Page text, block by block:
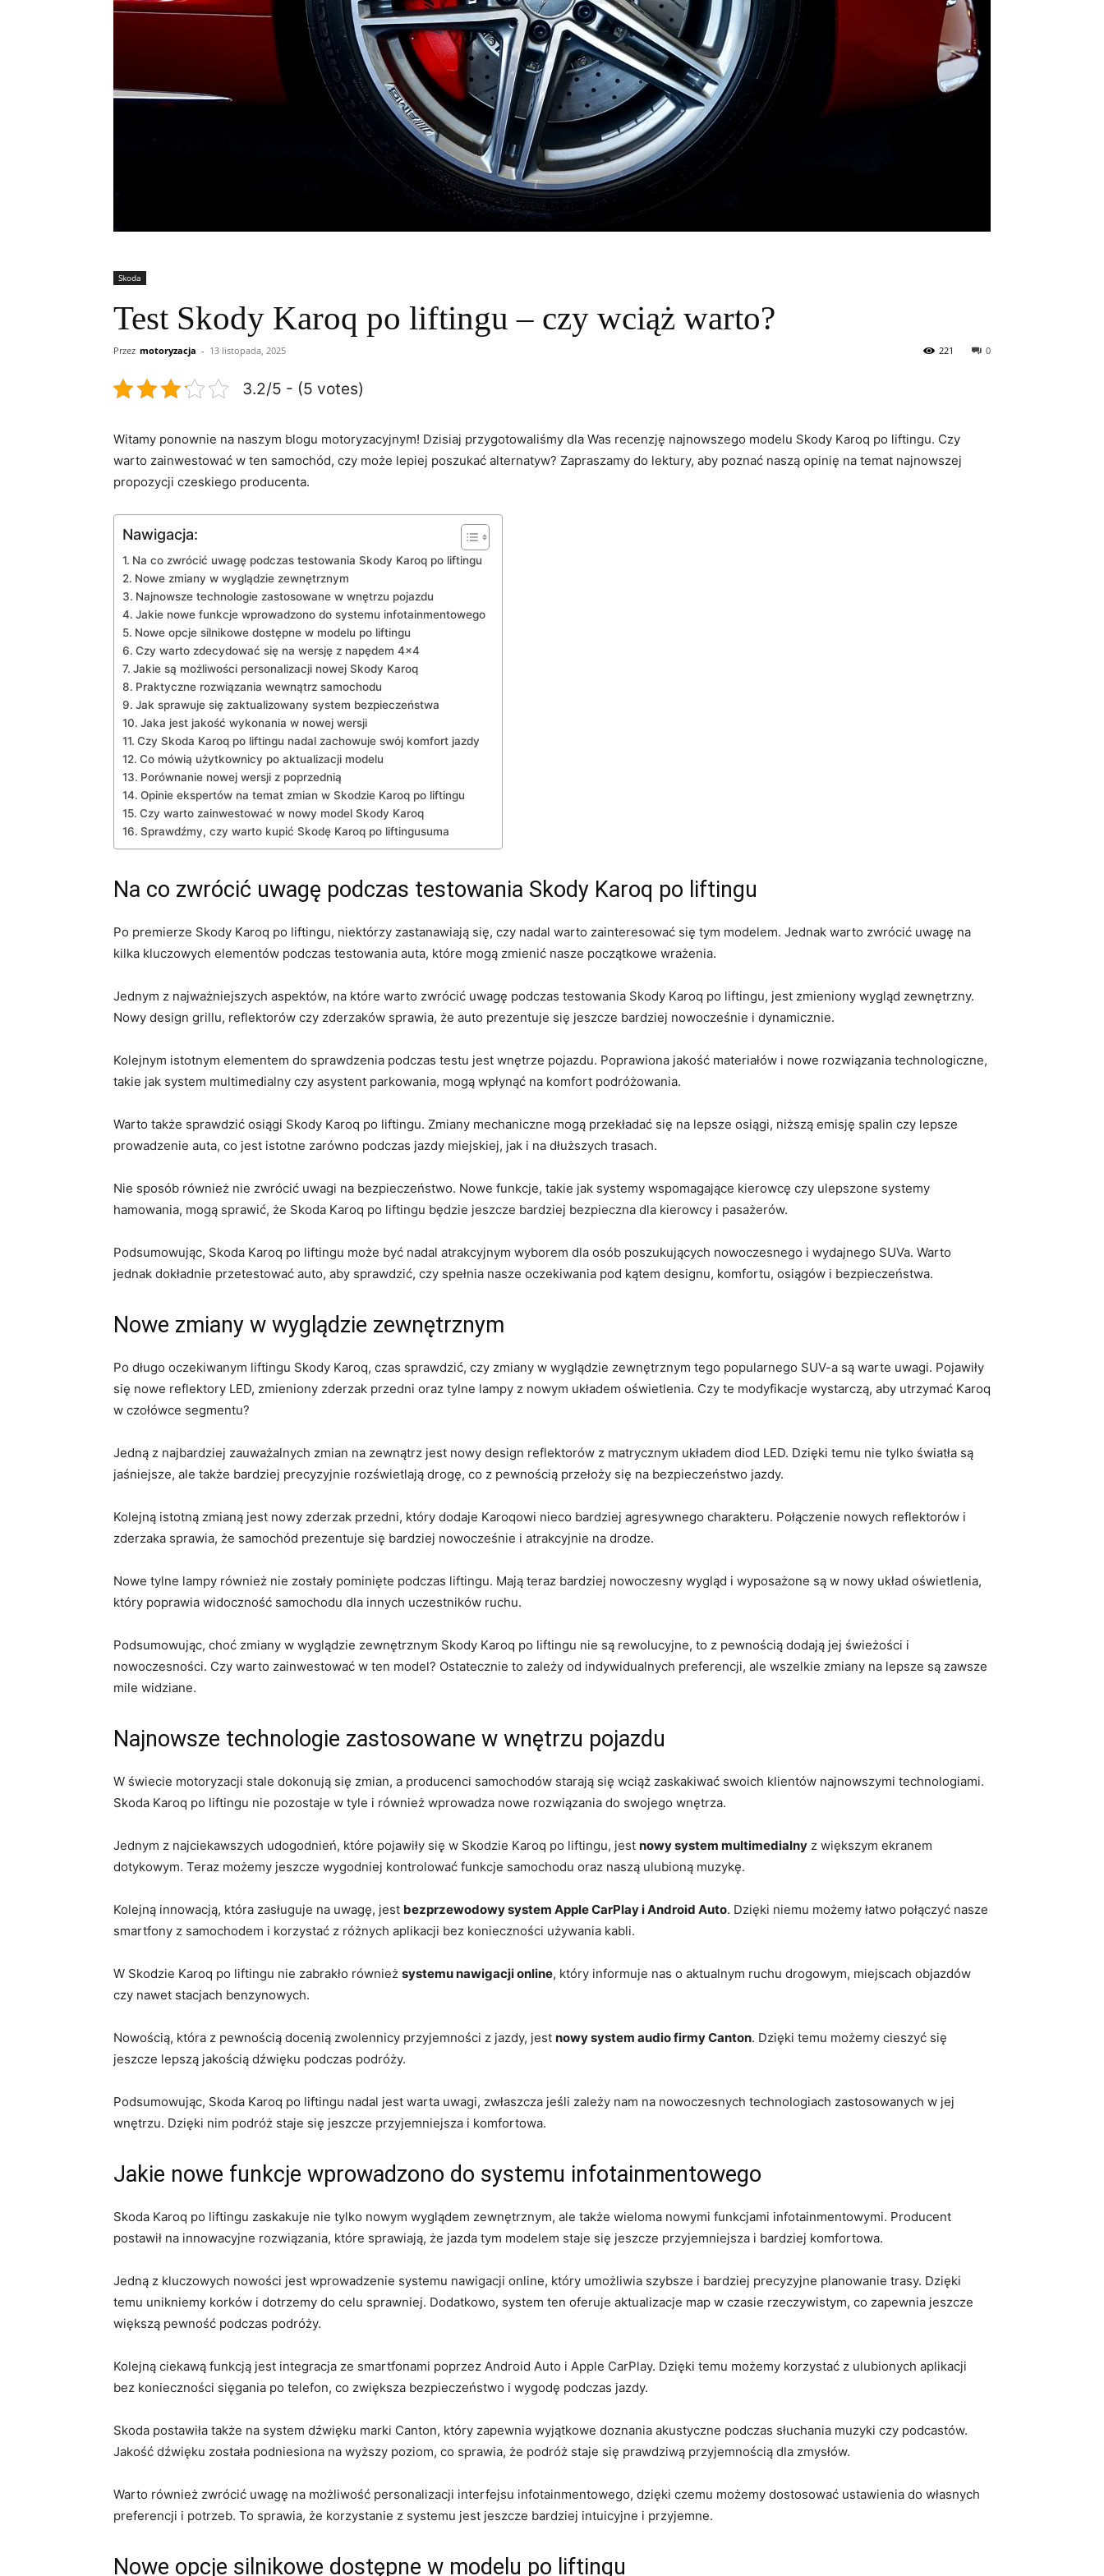
Skoda
Test Skody Karoq po liftingu – czy wciąż warto?
Przez motoryzacja - 13 listopada, 2025 0
221
3.2/5 - (5 votes)
Witamy ponownie na naszym blogu motoryzacyjnym! Dzisiaj‍ przygotowaliśmy dla Was recenzję najnowszego modelu ⁢Skody‍ Karoq​ po liftingu.⁣ Czy
warto zainwestować w ten samochód, czy może‍ lepiej poszukać alternatyw? Zapraszamy do lektury, aby poznać naszą opinię na temat​ najnowszej
‌propozycji czeskiego producenta.
Nawigacja:
Na co zwrócić ​uwagę podczas ‍testowania Skody⁣ Karoq⁤ po liftingu
Nowe zmiany w wyglądzie ⁤zewnętrznym
Najnowsze technologie ​zastosowane‌ w ⁣wnętrzu‍ pojazdu
Jakie nowe funkcje wprowadzono do systemu infotainmentowego
Nowe opcje silnikowe dostępne w ‌modelu ‌po‍ liftingu
Czy warto​ zdecydować się na wersję z napędem 4×4
Jakie są możliwości​ personalizacji nowej ⁢Skody​ Karoq
Praktyczne rozwiązania ​wewnątrz samochodu
Jak sprawuje się zaktualizowany system bezpieczeństwa
Jaka jest jakość‌ wykonania w nowej‍ wersji
Czy Skoda⁢ Karoq‌ po liftingu nadal⁢ zachowuje swój komfort jazdy
Co mówią użytkownicy po aktualizacji modelu
Porównanie nowej wersji z poprzednią
Opinie ekspertów⁤ na temat zmian w Skodzie Karoq ⁢po liftingu
Czy warto⁢ zainwestować⁣ w nowy model Skody ⁣Karoq
Sprawdźmy, czy ‌warto ‌kupić‌ Skodę ‍Karoq po‍ liftingusuma
Na co zwrócić ​uwagę podczas ‍testowania Skody⁣ Karoq⁤ po liftingu
Po ⁣premierze Skody Karoq‌ po liftingu,‍ niektórzy zastanawiają się, ‍czy nadal warto zainteresować się tym modelem. Jednak warto zwrócić ‍uwagę na
kilka kluczowych ⁣elementów podczas testowania auta, ⁣które mogą zmienić nasze początkowe wrażenia.
Jednym ‍z ‍najważniejszych aspektów, na które warto zwrócić uwagę podczas ⁢testowania Skody Karoq po liftingu, jest zmieniony wygląd zewnętrzny.
Nowy design grillu, reflektorów czy zderzaków sprawia, że auto prezentuje się jeszcze bardziej nowocześnie i dynamicznie.
Kolejnym istotnym elementem do ‌sprawdzenia podczas testu jest ⁣wnętrze pojazdu. Poprawiona ‌jakość materiałów⁣ i nowe rozwiązania technologiczne,
takie​ jak system multimedialny czy asystent parkowania,​ mogą wpłynąć na​ komfort podróżowania.
Warto także ⁤sprawdzić ‌osiągi Skody Karoq po liftingu. Zmiany mechaniczne mogą przekładać ​się ‌na lepsze osiągi, niższą ⁣emisję spalin czy lepsze
prowadzenie auta, co jest istotne⁤ zarówno podczas jazdy ⁤miejskiej, jak​ i na dłuższych trasach.
Nie sposób również nie zwrócić uwagi na bezpieczeństwo. Nowe funkcje, takie⁤ jak systemy wspomagające kierowcę czy ulepszone systemy
‌hamowania, mogą sprawić, że Skoda Karoq po liftingu będzie jeszcze bardziej bezpieczna dla kierowcy i pasażerów.
Podsumowując, ⁣Skoda Karoq po liftingu może być nadal ​atrakcyjnym wyborem​ dla osób poszukujących ‍nowoczesnego i​ wydajnego SUVa. Warto
jednak dokładnie przetestować auto, aby sprawdzić, czy spełnia nasze‍ oczekiwania ⁤pod kątem designu, ‌komfortu,⁢ osiągów i bezpieczeństwa.
Nowe zmiany w wyglądzie ⁤zewnętrznym
Po długo oczekiwanym⁣ liftingu Skody Karoq, ‍czas sprawdzić, czy zmiany w wyglądzie zewnętrznym tego popularnego ⁤SUV-a‍ są‍ warte uwagi. Pojawiły
się nowe reflektory LED, zmieniony zderzak przedni oraz tylne lampy z nowym układem oświetlenia. Czy‌ te modyfikacje ‍wystarczą, aby‌ utrzymać Karoq
w czołówce segmentu?
Jedną z najbardziej zauważalnych zmian na zewnątrz jest nowy design ⁤reflektorów z‌ matrycznym układem diod LED. Dzięki temu nie tylko światła są
jaśniejsze, ale także bardziej precyzyjnie⁣ rozświetlają⁣ drogę, co z pewnością przełoży się na bezpieczeństwo jazdy.
Kolejną⁣ istotną ‌zmianą jest⁣ nowy ​zderzak⁣ przedni, który ​dodaje Karoqowi nieco bardziej agresywnego charakteru. Połączenie nowych reflektorów i ​
zderzaka ​sprawia,⁤ że ⁢samochód prezentuje⁢ się bardziej nowocześnie i atrakcyjnie na drodze.
Nowe tylne lampy również nie zostały ⁢pominięte podczas liftingu.‌ Mają teraz bardziej nowoczesny wygląd i wyposażone są ‌w nowy układ oświetlenia,
który ‌poprawia widoczność samochodu dla innych uczestników ruchu.
Podsumowując, choć zmiany w ⁤wyglądzie ‍zewnętrznym Skody ​Karoq po ‌liftingu nie są rewolucyjne, ‍to z pewnością dodają ⁣jej świeżości i
⁣nowoczesności. Czy warto zainwestować​ w ten model? Ostatecznie to zależy od indywidualnych preferencji, ale wszelkie⁤ zmiany na ​lepsze są zawsze
mile widziane.
Najnowsze technologie ​zastosowane‌ w ⁣wnętrzu‍ pojazdu
W świecie⁤ motoryzacji stale dokonują‍ się⁤ zmian, ​a producenci samochodów starają⁤ się wciąż zaskakiwać swoich klientów⁣ najnowszymi technologiami.
‌Skoda Karoq po liftingu‌ nie pozostaje w tyle⁢ i również wprowadza nowe‌ rozwiązania do swojego⁢ wnętrza.
Jednym z najciekawszych udogodnień, które pojawiły się w Skodzie Karoq po liftingu, jest nowy system multimedialny z większym ekranem
dotykowym. Teraz ⁤możemy ​jeszcze wygodniej kontrolować funkcje samochodu oraz naszą ulubioną muzykę.
Kolejną innowacją, ⁤która zasługuje na uwagę, jest bezprzewodowy system ⁢Apple CarPlay i​ Android Auto. Dzięki niemu⁢ możemy⁣ łatwo połączyć⁢ nasze
smartfony z ‍samochodem ⁣i korzystać z różnych aplikacji bez konieczności używania ‍kabli.
W Skodzie⁤ Karoq po liftingu ⁢nie zabrakło ⁤również systemu nawigacji online, który informuje nas o aktualnym ⁤ruchu drogowym, miejscach objazdów
czy ⁤nawet‌ stacjach benzynowych.
Nowością, która‍ z pewnością docenią zwolennicy przyjemności z ​jazdy, jest nowy system audio firmy Canton.⁣ Dzięki temu możemy cieszyć ‌się
⁣jeszcze lepszą jakością dźwięku podczas podróży.
Podsumowując, Skoda⁤ Karoq po​ liftingu nadal jest warta ⁤uwagi, zwłaszcza jeśli zależy⁣ nam⁣ na nowoczesnych⁣ technologiach zastosowanych w jej​
wnętrzu. Dzięki nim podróż staje się jeszcze przyjemniejsza i⁢ komfortowa.
Jakie nowe funkcje wprowadzono do systemu infotainmentowego
Skoda Karoq po liftingu zaskakuje nie tylko nowym wyglądem‌ zewnętrznym, ale także wieloma nowymi funkcjami infotainmentowymi. ⁢Producent
postawił na innowacyjne rozwiązania, które sprawiają, że jazda tym modelem staje się ​jeszcze‌ przyjemniejsza i bardziej komfortowa.
Jedną z kluczowych nowości ⁢jest wprowadzenie ‍systemu nawigacji online, ‌który umożliwia szybsze​ i bardziej precyzyjne planowanie trasy. Dzięki
temu unikniemy korków i dotrzemy‍ do ‍celu sprawniej. Dodatkowo, ⁢system ten oferuje aktualizacje map w​ czasie rzeczywistym, ⁤co zapewnia ⁢jeszcze
większą pewność podczas podróży.
Kolejną ciekawą ⁤funkcją jest integracja ze‍ smartfonami poprzez Android Auto i Apple CarPlay.​ Dzięki​ temu możemy korzystać z⁤ ulubionych aplikacji
bez konieczności sięgania po telefon, ​co zwiększa bezpieczeństwo i wygodę podczas jazdy.
Skoda ‌postawiła także na system dźwięku marki Canton, który ‍zapewnia wyjątkowe doznania akustyczne podczas słuchania muzyki czy podcastów.
Jakość ‌dźwięku została podniesiona⁢ na wyższy poziom, co‍ sprawia, ⁢że podróż staje‌ się prawdziwą przyjemnością ​dla ‍zmysłów.
Warto również ⁣zwrócić uwagę na⁣ możliwość personalizacji interfejsu infotainmentowego, dzięki czemu możemy dostosować ustawienia ‍do własnych
preferencji i potrzeb. To sprawia, że⁤ korzystanie z systemu‍ jest jeszcze bardziej ‌intuicyjne i przyjemne.
Nowe opcje silnikowe dostępne w ‌modelu ‌po‍ liftingu